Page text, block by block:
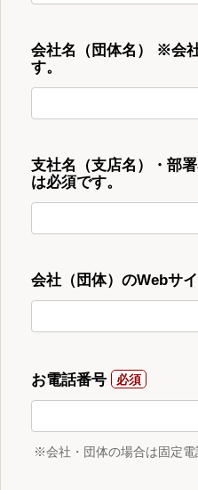
会社名（団体名） ※会
す。
支社名（支店名）・部
は必須です。
会社（団体）のWebサ
お電話番号
※会社・団体の場合は固定電